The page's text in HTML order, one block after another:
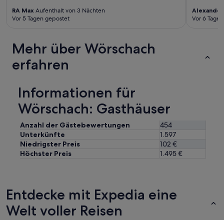
RA Max Aufenthalt von 3 Nächten
Vor 5 Tagen gepostet
Alexander
Vor 6
Mehr über Wörschach
erfahren
Informationen für
Wörschach: Gasthäuser
Anzahl der Gästebewertungen
454
Unterkünfte
1.597
Niedrigster Preis
102 €
Höchster Preis
1.495 €
Entdecke mit Expedia eine
Welt voller Reisen